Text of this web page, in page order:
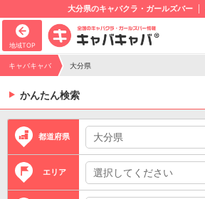
大分県のキャバクラ・ガールズバー
地域TOP
キャバキャバ 大分県
かんたん検索
都道府県
エリア